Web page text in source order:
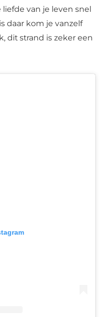
liefde van je leven snel
daar kom je vanzelf
dit strand is zeker een